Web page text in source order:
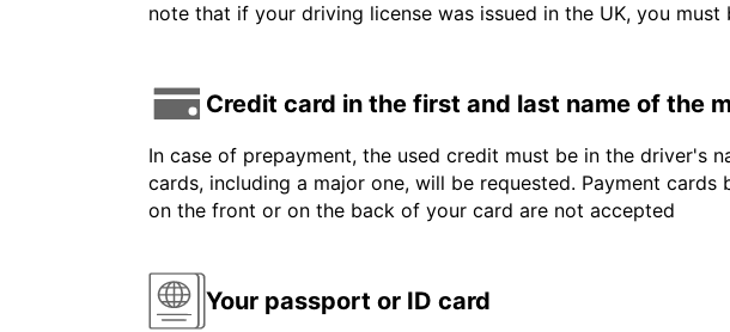
note that if your driving license was issued in the UK, you
Credit card in the first and last name of the
In case of prepayment, the used credit must be in the driver's
cards, including a major one, will be requested. Payment
on the front or on the back of your card are not accepted
Your passport or ID card